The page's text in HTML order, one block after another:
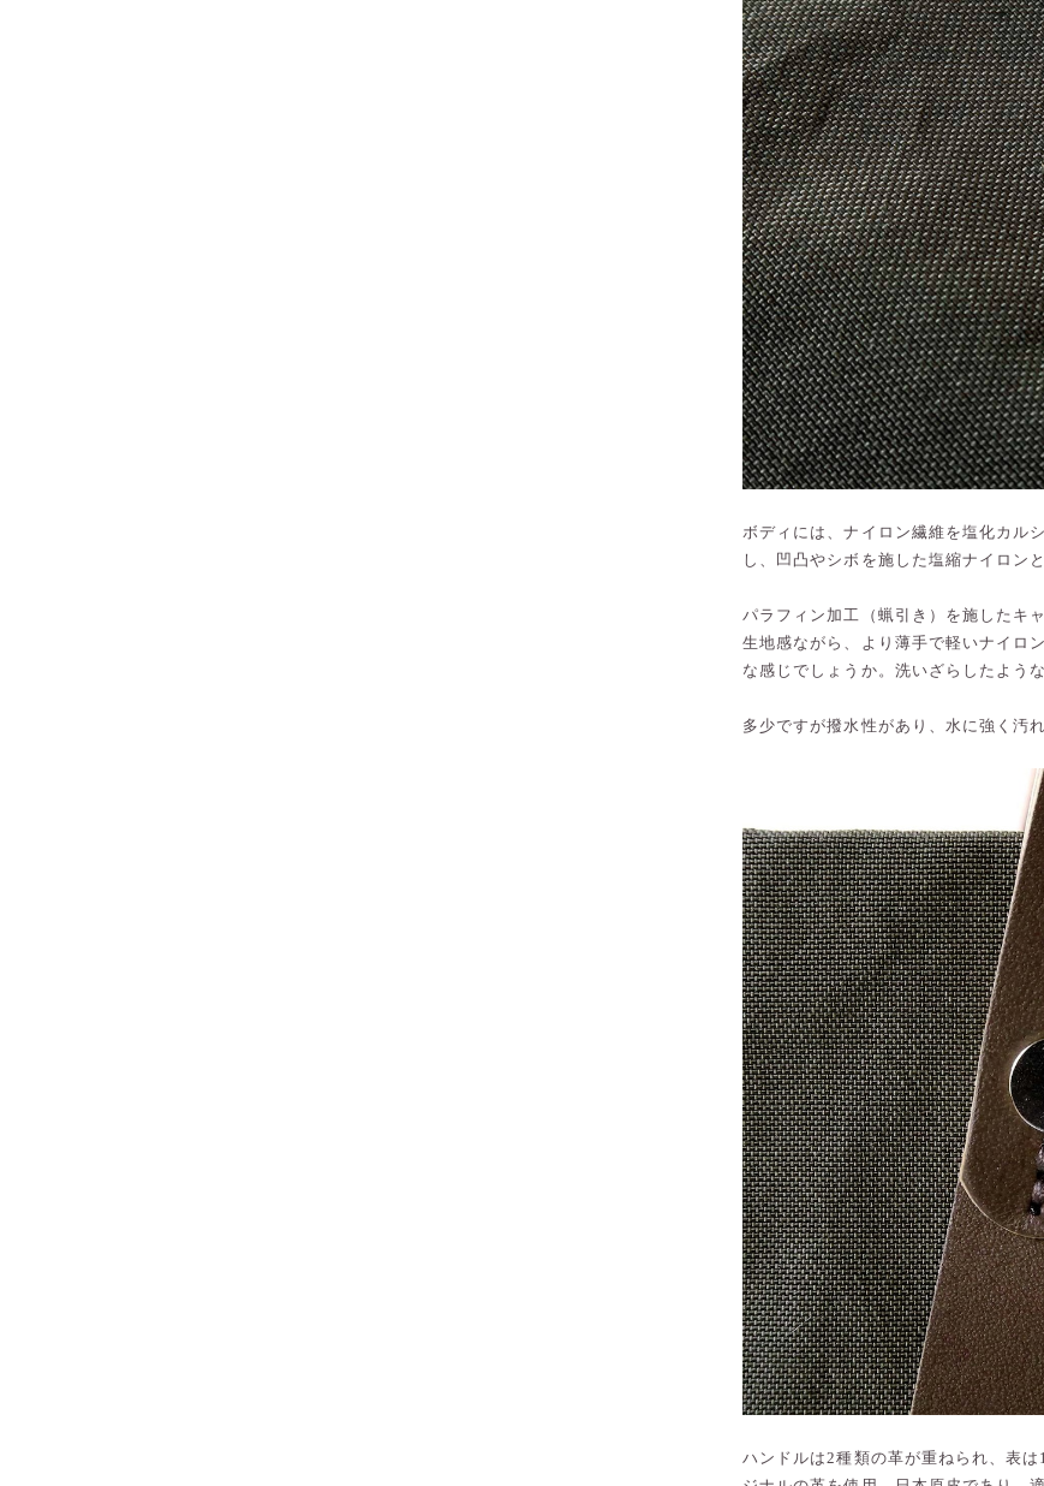
ボディには、ナイロン繊維を塩化カル
し、凹凸やシボを施した塩縮ナイロン
パラフィン加工（蝋引き）を施したキ
生地感ながら、より薄手で軽いナイロ
な感じでしょうか。洗いざらしたよう
多少ですが撥水性があり、水に強く汚
ハンドルは2種類の革が重ねられ、表